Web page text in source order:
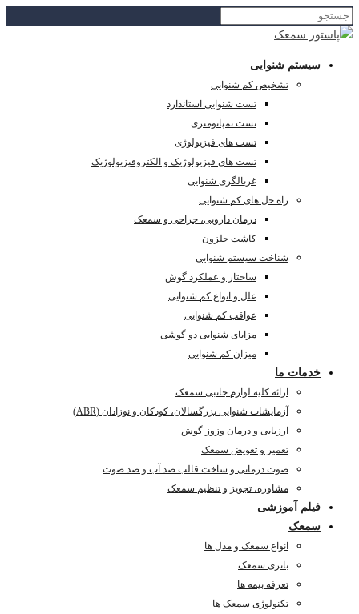
سیستم شنوایی
تشخیص کم شنوایی
تست شنوایی استاندارد
تست تمپانومتری
تست های فیزیولوژی
تست های فیزیولوژیک و الکتروفیزیولوژیک
غربالگری شنوایی
راه حل های کم شنوایی
درمان دارویی، جراحی و سمعک
کاشت حلزون
شناخت سیستم شنوایی
ساختار و عملکرد گوش
علل و انواع کم شنوایی
عواقب کم شنوایی
مزایای شنوایی دو گوشی
میزان کم شنوایی
خدمات ما
ارائه کلیه لوازم جانبی سمعک
آزمایشات شنوایی بزرگسالان، کودکان و نوزادان (ABR)
ارزیابی و درمان وزوز گوش
تعمیر و تعویض سمعک
صوت درمانی و ساخت قالب ضد آب و ضد صوت
مشاوره، تجویز و تنظیم سمعک
فیلم آموزشی
سمعک
انواع سمعک و مدل ها
باتری سمعک
تعرفه بیمه ها
تکنولوژی سمعک ها